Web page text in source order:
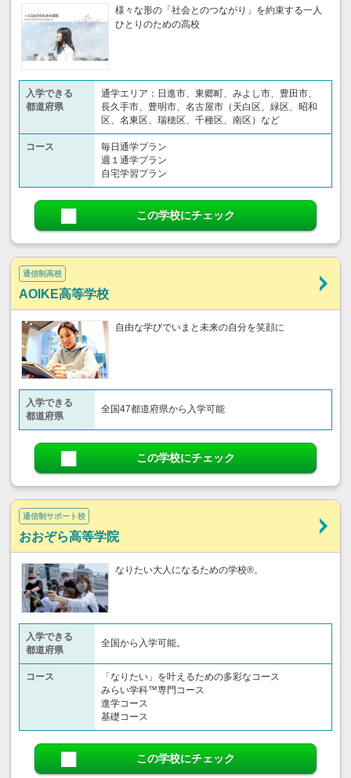
様々な形の「社会とのつながり」を約束する一人
ひとりのための高校
入学できる
都道府県
通学エリア：日進市、東郷町、みよし市、豊田市、
長久手市、豊明市、名古屋市（天白区、緑区、昭和
区、名東区、瑞穂区、千種区、南区）など
コース
毎日通学プラン
週１通学プラン
自宅学習プラン
この学校にチェック
通信制高校
AOIKE高等学校
自由な学びでいまと未来の自分を笑顔に
入学できる
都道府県
全国47都道府県から入学可能
この学校にチェック
通信制サポート校
おおぞら高等学院
なりたい大人になるための学校®。
入学できる
都道府県
全国から入学可能。
コース
「なりたい」を叶えるための多彩なコース
みらい学科™専門コース
進学コース
基礎コース
この学校にチェック